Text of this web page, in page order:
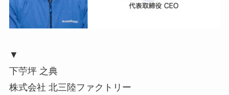
▼
下苧坪 之典
株式会社 北三陸ファクトリー